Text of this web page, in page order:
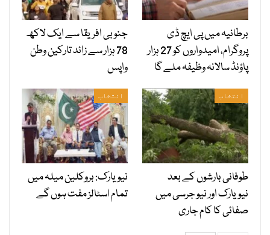
برطانیہ میں پی ایچ ڈی
پروگرام، امیدواروں کو 27 ہزار
پاؤنڈ سالانہ وظیفہ ملے گا
جنوبی افریقا سے ایک لاکھ
78 ہزار سے زائد تارکین وطن
واپس
انتخاب
طوفانی بارشوں کے بعد
نیویارک اور نیو جرسی میں
صفائی کا کام جاری
انتخاب
نیویارک: بروکلین میلہ میں
تمام اسٹالز مفت ہوں گے